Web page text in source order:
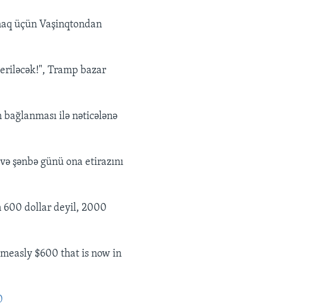
üçün Vaşinqtondan
Tramp bazar
ilə nəticələnə
şənbə günü ona etirazını
600 dollar deyil, 2000
$600 that is now in